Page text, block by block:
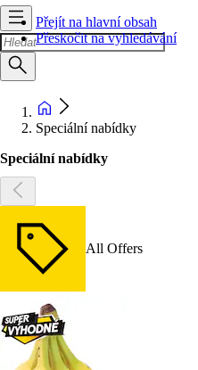
Přejít na hlavní obsah
Přeskočit na vyhledávání
Speciální nabídky
Speciální nabídky
All Offers